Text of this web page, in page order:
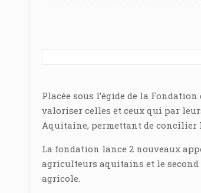
Placée sous l’égide de la Fondation
valoriser celles et ceux qui par
Aquitaine, permettant de concilier
La fondation lance 2 nouveaux
agriculteurs aquitains et le
agricole.